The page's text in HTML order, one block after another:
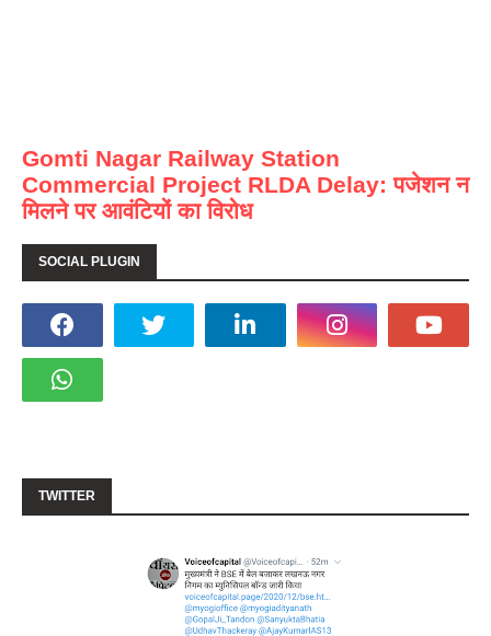
Gomti Nagar Railway Station
Commercial Project RLDA Delay: पजेशन न
मिलने पर आवंटियों का विरोध
SOCIAL PLUGIN
TWITTER